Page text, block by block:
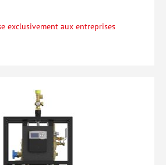
exclusivement aux entreprises